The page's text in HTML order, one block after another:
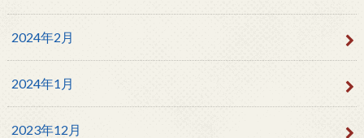
2024年2月
2024年1月
2023年12月